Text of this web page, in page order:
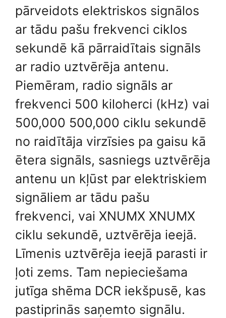
pārveidots elektriskos signālos
ar tādu pašu frekvenci ciklos
sekundē kā pārraidītais signāls
ar radio uztvērēja antenu.
Piemēram, radio signāls ar
frekvenci 500 kiloherci (kHz) vai
500,000 500,000 ciklu sekundē
no raidītāja virzīsies pa gaisu kā
ētera signāls, sasniegs uztvērēja
antenu un kļūst par elektriskiem
signāliem ar tādu pašu
frekvenci, vai XNUMX XNUMX
ciklu sekundē, uztvērēja ieejā.
Līmenis uztvērēja ieejā parasti ir
ļoti zems. Tam nepieciešama
jutīga shēma DCR iekšpusē, kas
pastiprinās saņemto signālu.